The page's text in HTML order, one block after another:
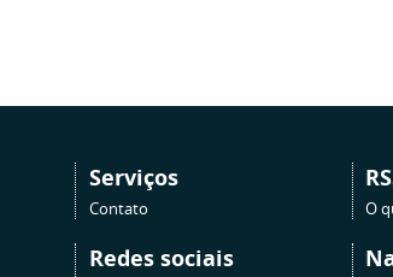
Serviços
Contato
Redes sociais
O